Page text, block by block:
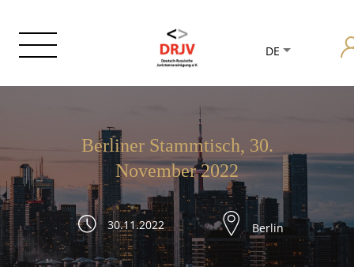
DE
Berliner Stammtisch, 30.
November 2022
30.11.2022 Berlin